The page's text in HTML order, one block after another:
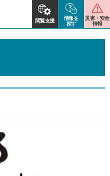
閲覧支援
情報を
探す
災害・安全
情報